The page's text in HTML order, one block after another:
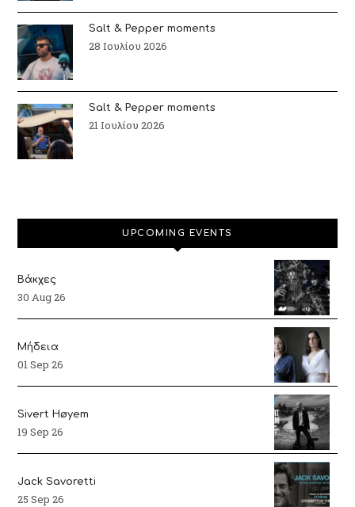
Salt & Pepper moments
28 Ιουλίου 2026
Salt & Pepper moments
21 Ιουλίου 2026
UPCOMING EVENTS
Βάκχες
30 Aug 26
Μήδεια
01 Sep 26
Sivert Høyem
19 Sep 26
Jack Savoretti
25 Sep 26